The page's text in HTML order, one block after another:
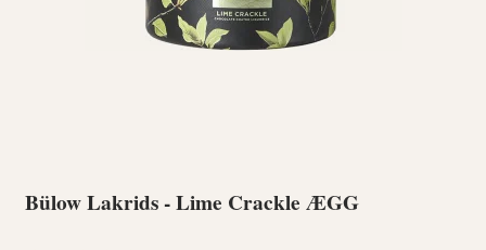
Bülow Lakrids - Lime Crackle ÆGG